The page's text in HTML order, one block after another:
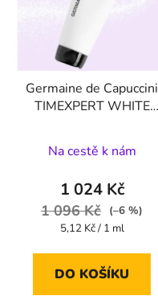
Germaine de Capuccini
TIMEXPERT WHITE
200 mlčištění
pigmentace skvrny
Na cestě k nám
1 024 Kč
1 096 Kč
(–6 %)
Měrná
5,12 Kč / 1 ml
DO KOŠÍKU